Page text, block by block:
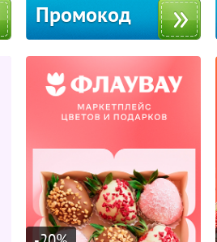
Промокод